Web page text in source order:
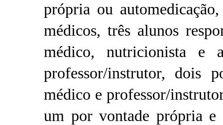
própria ou
médicos, três alunos
médico, nutricionista e
professor/instrutor, dois
médico e professor/
um por vontade própria e